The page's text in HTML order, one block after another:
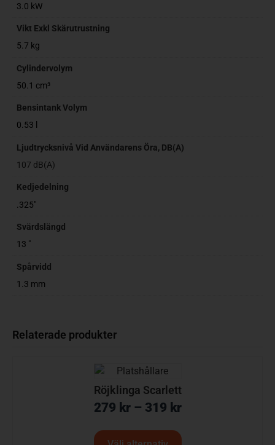
3.0 kW
Vikt Exkl Skärutrustning
5.7 kg
Cylindervolym
50.1 cm³
Bensintank Volym
0.53 l
Ljudtrycksnivå Vid Användarens Öra, DB(A)
107 dB(A)
Kedjedelning
.325"
Svärdslängd
13 "
Spårvidd
1.3 mm
Relaterade produkter
Röjklinga Scarlett
279 kr – 319 kr